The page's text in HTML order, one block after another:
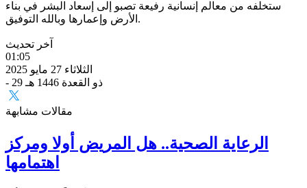
ستخلفه من معالم إنسانية رفيعة تصبو إلى إسعاد البشر في بناء
الأرض وإعمارها وبالله التوفيق.
آخر تحديث
01:05
الثلاثاء 27 مايو 2025
- 29 ذو القعدة 1446 هـ
مقالات مشابهة
الرعاية الصحية.. هل المريض أولا ومركز
اهتمامها